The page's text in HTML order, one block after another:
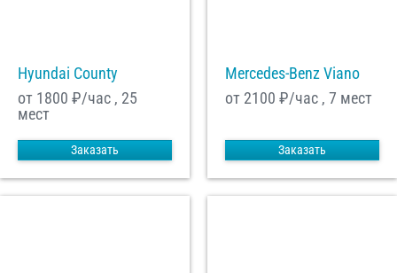
Hyundai County
от 1800 ₽/час , 25
мест
Заказать
Mercedes-Benz Viano
от 2100 ₽/час , 7 мест
Заказать